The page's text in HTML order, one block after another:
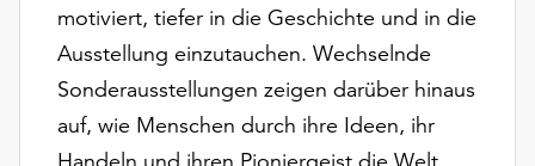
motiviert, tiefer in die Geschichte und in die
Ausstellung einzutauchen. Wechselnde
Sonderausstellungen zeigen darüber hinaus
auf, wie Menschen durch ihre Ideen, ihr